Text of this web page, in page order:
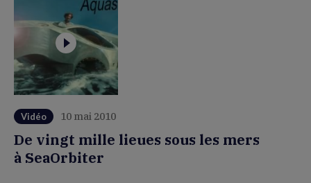
Vidéo 10 mai 2010
De vingt mille lieues sous les mers
à SeaOrbiter